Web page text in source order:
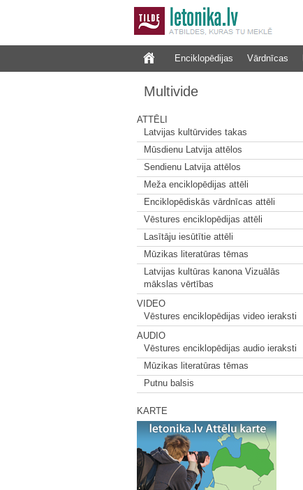
Enciklopēdijas Vārdnīcas
Multivide
ATTĒLI
Latvijas kultūrvides takas
Mūsdienu Latvija attēlos
Sendienu Latvija attēlos
Meža enciklopēdijas attēli
Enciklopēdiskās vārdnīcas attēli
Vēstures enciklopēdijas attēli
Lasītāju iesūtītie attēli
Mūzikas literatūras tēmas
Latvijas kultūras kanona Vizuālās
mākslas vērtības
VIDEO
Vēstures enciklopēdijas video ieraksti
AUDIO
Vēstures enciklopēdijas audio ieraksti
Mūzikas literatūras tēmas
Putnu balsis
KARTE